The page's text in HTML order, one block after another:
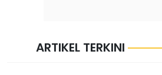
ARTIKEL TERKINI